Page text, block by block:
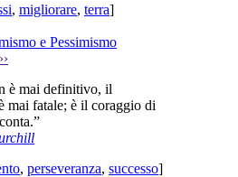
, migliorare, terra]
e Pessimismo
››
è mai definitivo, il
mai fatale; è il coraggio di
, perseveranza, successo]